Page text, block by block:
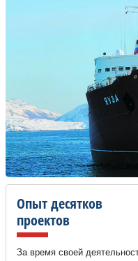
Опыт десятков
проектов
За время своей